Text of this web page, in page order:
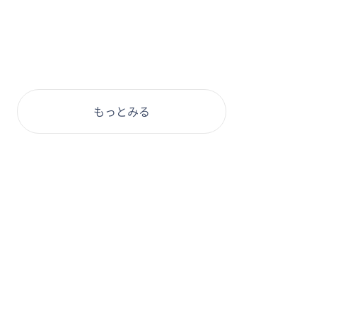
もっとみる